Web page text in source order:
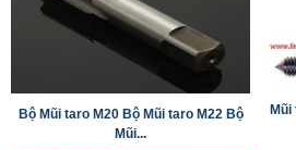
Bộ Mũi taro M20 Bộ Mũi taro M22 Bộ
Mũi...